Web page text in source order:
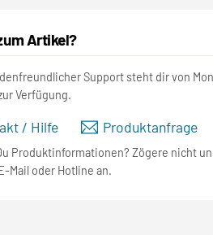
Artikel?
Support steht dir von
Verfügung.
/ Hilfe Produktanfrage
Produktinformationen? Zögere nicht
Mail oder Hotline an.